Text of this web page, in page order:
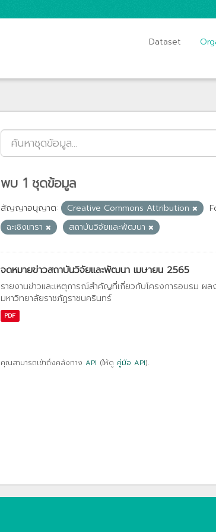
Dataset
พบ 1 ชุดข้อมูล
สัญญาอนุญาต: Creative Commons Attribution
ฉะเชิงเทรา
สถาบันวิจัยและพัฒนา
จดหมายข่าวสถาบันวิจัยและพัฒนา เมษายน 2565
รายงานข่าวและเหตุการณ์สำคัญที่เกี่ยวกับโครงการอบรม
มหาวิทยาลัยราชภัฏราชนครินทร์
PDF
คุณสามารถเข้าถึงคลังทาง API (ให้ดู คู่มือ API).